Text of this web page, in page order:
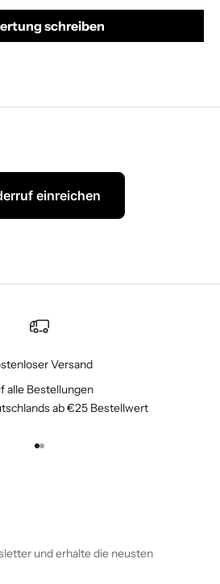
schreiben
einreichen
Versand
alle Bestellungen
ab €25 Bestellwert
Gehe zu Element 1
Gehe zu Element 2
und erhalte die neusten